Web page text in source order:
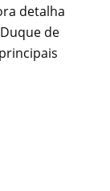
detalha
de